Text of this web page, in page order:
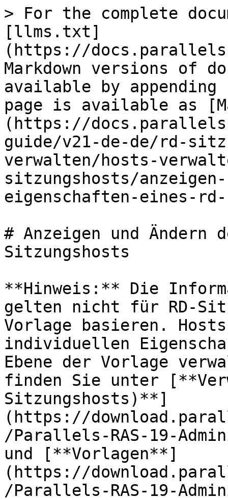
> For the complete
[llms.txt]
(https://
Markdown versions of
available by
page is available as
(https://
guide/v21-de-de/rd-
verwalten/hosts-
sitzungshosts/
eigenschaften-eines-
# Anzeigen und Ändern
Sitzungshosts
**Hinweis:** Die
gelten nicht für RD-
Vorlage basieren.
individuellen
Ebene der Vorlage
finden Sie unter
Sitzungshosts)**]
(https://
/Parallels-RAS-19-
und [**Vorlagen**]
(https://
/Parallels-RAS-19-